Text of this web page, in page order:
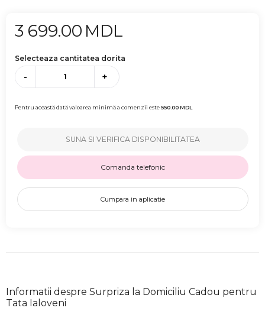
3 699.00 MDL
Selecteaza cantitatea dorita
- +
Pentru această dată valoarea minimă a comenzii este550.00MDL
SUNA SI VERIFICA DISPONIBILITATEA
Comanda telefonic
Cumpara in aplicatie
Informatii despre Surpriza la Domiciliu Cadou pentru
Tata Ialoveni